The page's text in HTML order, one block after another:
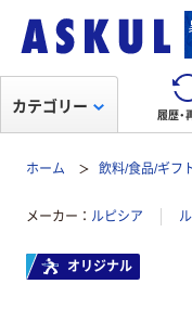
履歴・
カテゴリー
ホーム 飲料/食品/ギフ
メーカー ルピシア
オリジナル